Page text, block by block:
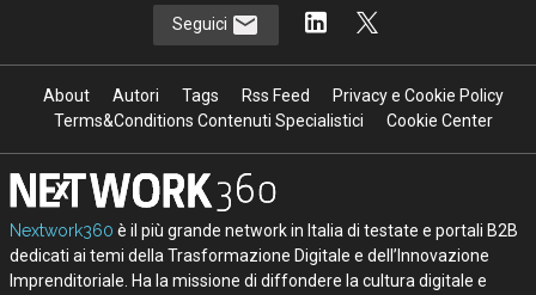
Seguici
About Autori Tags Rss Feed
Privacy e Cookie Policy
Terms&Conditions Contenuti Specialistici
Cookie Center
Nextwork360 è il più grande network in Italia di testate e portali B2B
dedicati ai temi della Trasformazione Digitale e dell’Innovazione
Imprenditoriale. Ha la missione di diffondere la cultura digitale e